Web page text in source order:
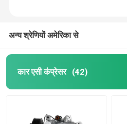
अन्य श्रेणियों अमेरिका से
कार एसी कंप्रेसर (42)